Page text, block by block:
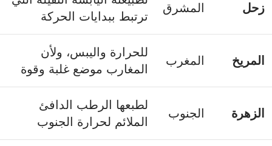
زحل المشرق
ترتبط ببدايات الحركة
المريخ المغرب
للحرارة واليبس، ولأن
المغارب موضع غلبة وقوة
الزهرة الجنوب
لطبعها الرطب الدافئ
الملائم لحرارة الجنوب